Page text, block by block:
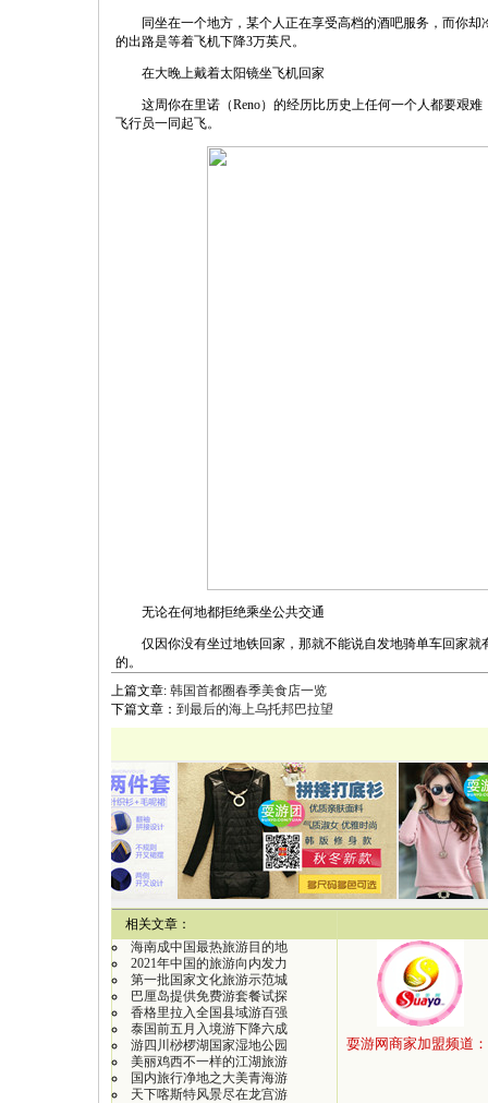
同坐在一个地方，某个人正在享受高档的酒吧服务，而你却
的出路是等着飞机下降3万英尺。
在大晚上戴着太阳镜坐飞机回家
这周你在里诺（Reno）的经历比历史上任何一个人都要艰难
飞行员一同起飞。
无论在何地都拒绝乘坐公共交通
仅因你没有坐过地铁回家，那就不能说自发地骑单车回家就
的。
上篇文章: 韩国首都圈春季美食店一览
下篇文章： 到最后的海上乌托邦巴拉望
相关文章：
海南成中国最热旅游目的地
2021年中国的旅游向内发力
第一批国家文化旅游示范城
巴厘岛提供免费游套餐试探
香格里拉入全国县域游百强
泰国前五月入境游下降六成
游四川桫椤湖国家湿地公园
美丽鸡西不一样的江湖旅游
国内旅行净地之大美青海游
天下喀斯特风景尽在龙宫游